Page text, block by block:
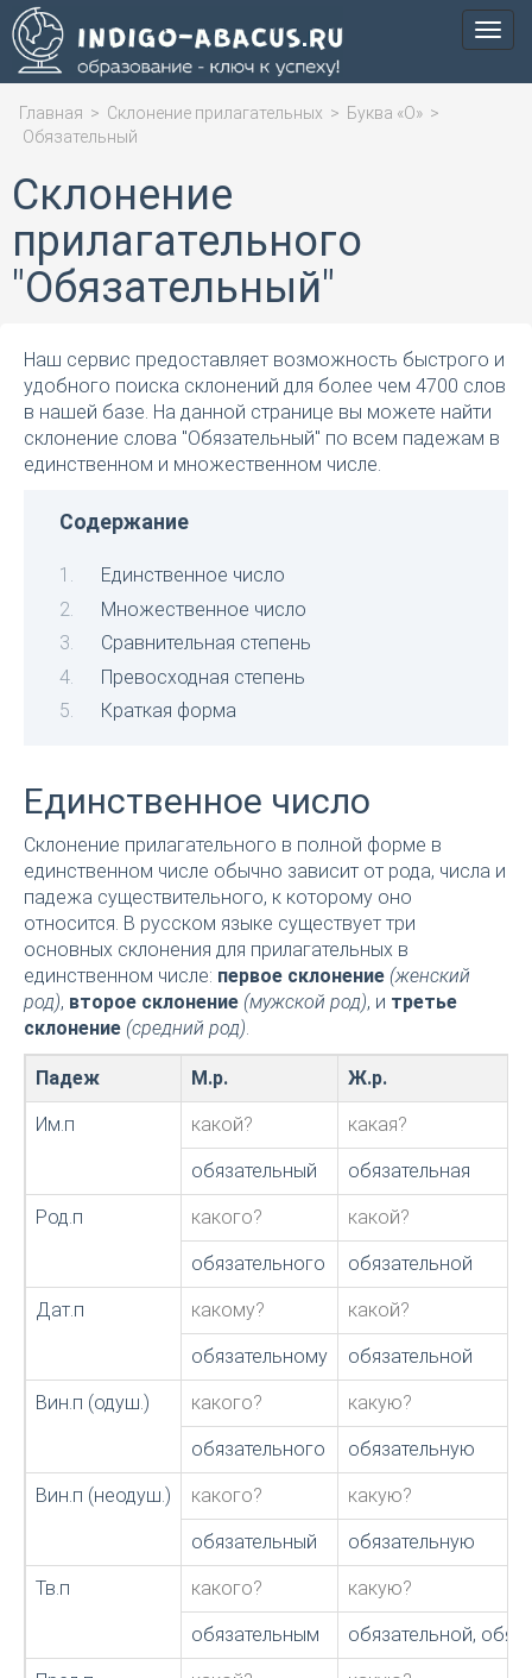
Меню
Главная > Склонение прилагательных > Буква «О» >
Обязательный
Склонение
прилагательного
"Обязательный"
Наш сервис предоставляет возможность быстрого и
удобного поиска склонений для более чем 4700 слов
в нашей базе. На данной странице вы можете найти
склонение слова "Обязательный" по всем падежам в
единственном и множественном числе.
Содержание
Единственное число
Множественное число
Сравнительная степень
Превосходная степень
Краткая форма
Единственное число
Склонение прилагательного в полной форме в
единственном числе обычно зависит от рода, числа и
падежа существительного, к которому оно
относится. В русском языке существует три
основных склонения для прилагательных в
единственном числе: первое склонение (женский
род), второе склонение (мужской род), и третье
склонение (средний род).
Падеж М.р. Ж.р.
Им.п какой? какая?
обязательный обязательная
Род.п какого? какой?
обязательного обязательной
Дат.п какому? какой?
обязательному обязательной
Вин.п (одуш.) какого? какую?
обязательного обязательную
Вин.п (неодуш.) какого? какую?
обязательный обязательную
Тв.п какого? какую?
обязательным обязательной,